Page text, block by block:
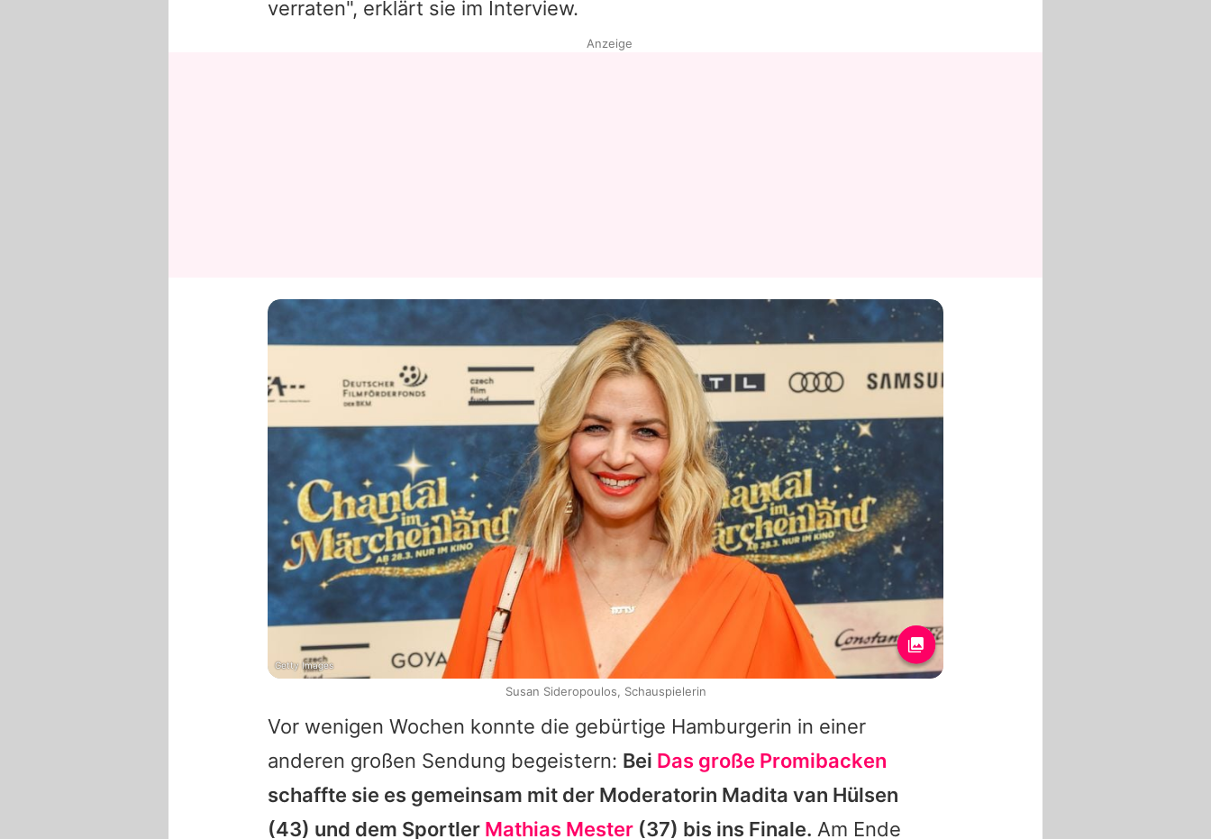
verraten", erklärt sie im Interview.
Vor wenigen Wochen konnte die gebürtige Hamburgerin in einer
anderen großen Sendung begeistern: Bei Das große Promibacken
schaffte sie es gemeinsam mit der Moderatorin Madita van Hülsen
(43) und dem Sportler Mathias Mester (37) bis ins Finale. Am Ende
Anzeige
Getty Images
Susan Sideropoulos, Schauspielerin